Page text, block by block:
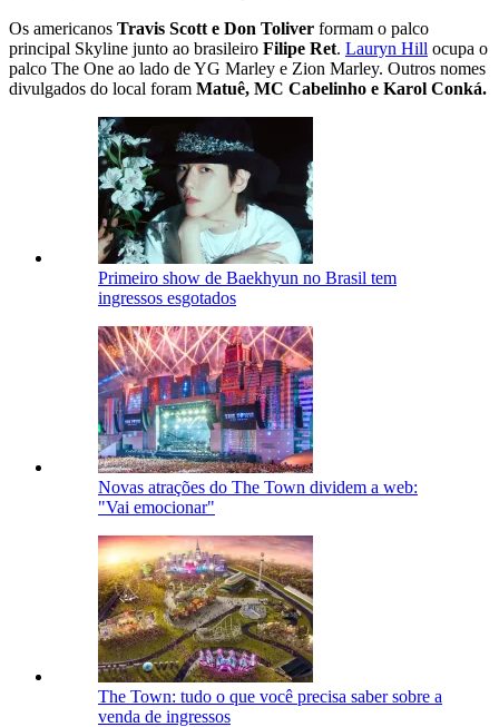
Os americanos Travis Scott e Don Toliver formam o palco
principal Skyline junto ao brasileiro Filipe Ret. Lauryn Hill ocupa o
palco The One ao lado de YG Marley e Zion Marley. Outros nomes
divulgados do local foram Matuê, MC Cabelinho e Karol Conká.
Primeiro show de Baekhyun no Brasil tem
ingressos esgotados
Novas atrações do The Town dividem a web:
"Vai emocionar"
The Town: tudo o que você precisa saber sobre a
venda de ingressos